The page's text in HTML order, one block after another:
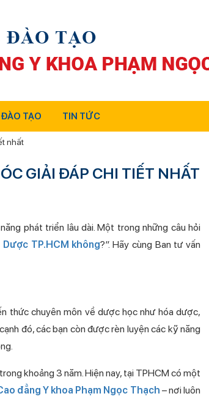
TẠO TIN TỨC
nhất
GIẢI ĐÁP CHI TIẾT NHẤT
phát triển lâu dài. Một trong những câu hỏi
TP.HCM không?”. Hãy cùng Ban tư vấn
thức chuyên môn về dược học như hóa dược,
đó, các bạn còn được rèn luyện các kỹ năng
khoảng 3 năm. Hiện nay, tại TPHCM có một
đẳng Y khoa Phạm Ngọc Thạch – nơi luôn